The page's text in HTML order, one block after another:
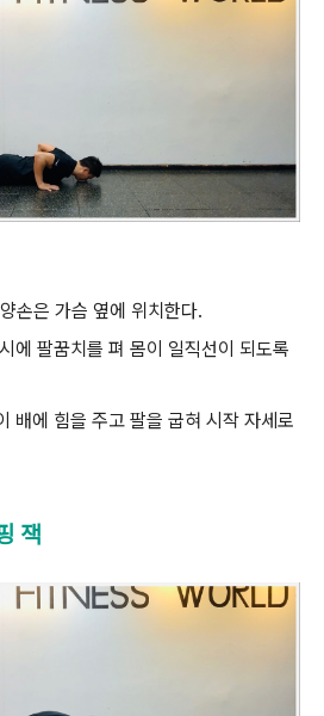
손은 가슴 옆에 위치한다.
에 팔꿈치를 펴 몸이 일직선이 되도록
배에 힘을 주고 팔을 굽혀 시작 자세로
잭